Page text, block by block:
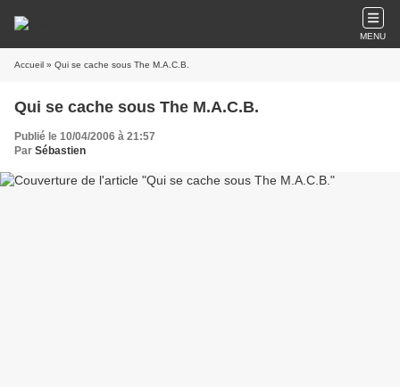
MENU
Accueil » Qui se cache sous The M.A.C.B.
Qui se cache sous The M.A.C.B.
Publié le 10/04/2006 à 21:57
Par Sébastien